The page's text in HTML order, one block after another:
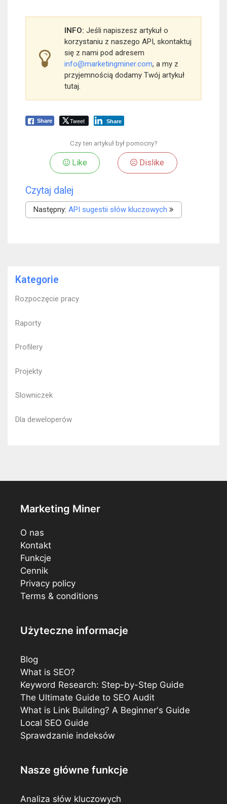
INFO: Jeśli napiszesz artykuł o
korzystaniu z naszego API, skontaktuj
się z nami pod adresem
info@marketingminer.com, a my z
przyjemnością dodamy Twój artykuł
tutaj.
Share Tweet Share
Czy ten artykuł był pomocny?
Like Dislike
Czytaj dalej
Następny: API sugestii słów kluczowych
Kategorie
Rozpoczęcie pracy
Raporty
Profilery
Projekty
Slowniczek
Dla deweloperów
Marketing Miner
O nas
Kontakt
Funkcje
Cennik
Privacy policy
Terms & conditions
Użyteczne informacje
Blog
What is SEO?
Keyword Research: Step-by-Step Guide
The Ultimate Guide to SEO Audit
What is Link Building? A Beginner's Guide
Local SEO Guide
Sprawdzanie indeksów
Nasze główne funkcje
Analiza słów kluczowych